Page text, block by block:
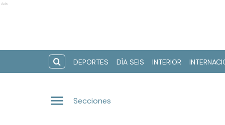
Ads
DEPORTES DÍA SEIS INTERIOR
Secciones